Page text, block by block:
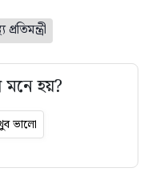
প্রতিমন্ত্রী
মনে হয়?
ভালো